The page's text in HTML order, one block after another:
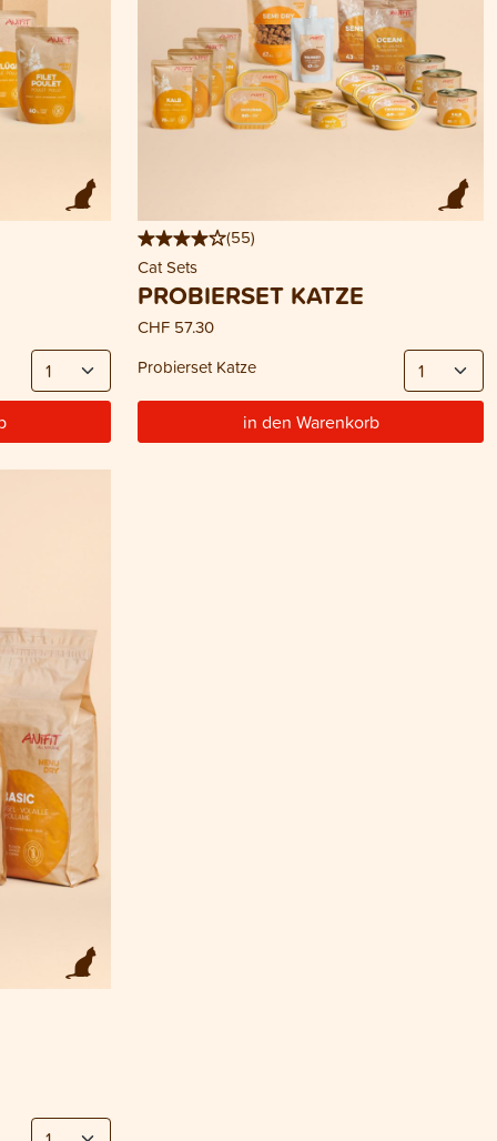
(55)
Cat Sets
PROBIERSET KATZE
CHF 57.30
Probierset Katze
in den Warenkorb